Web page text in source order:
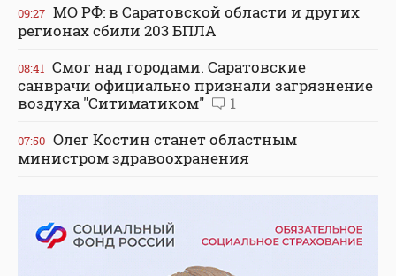
09:27 МО РФ: в Саратовской области и других
регионах сбили 203 БПЛА
08:41 Смог над городами. Саратовские
санврачи официально признали загрязнение
воздуха "Ситиматиком"
1
07:50 Олег Костин станет областным
министром здравоохранения